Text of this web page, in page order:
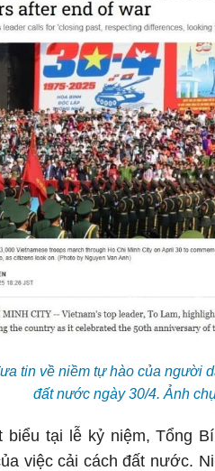
tin về niềm tự hào của người
đất nước ngày 30/4. Ảnh
biểu tại lễ kỷ niệm, Tổng
việc cải cách đất nước.